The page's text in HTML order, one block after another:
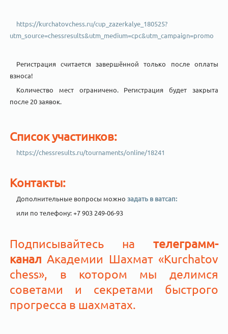
https://kurchatovchess.ru/cup_zazerkalye_180525?
utm_source=chessresults&utm_medium=cpc&utm_campaign=promo
Регистрация считается завершённой только после оплаты
взноса!
Количество мест ограничено. Регистрация будет закрыта
после 20 заявок.
Список участинков:
https://chessresults.ru/tournaments/online/18241
Контакты:
Дополнительные вопросы можнозадать в ватсап:
или по телефону: +7 903 249-06-93
Подписывайтесь на телеграмм-
каналАкадемии Шахмат «Kurchatov
chess», в котором мы делимся
советами и секретами быстрого
прогресса в шахматах.